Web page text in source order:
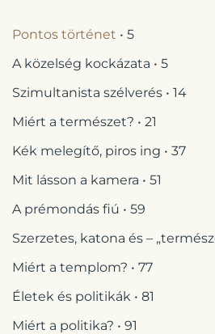
Pontos történet • 5
A közelség kockázata • 5
Szimultanista szélverés • 14
Miért a természet? • 21
Kék melegítő, piros ing • 37
Mit lásson a kamera • 51
A prémondás fiú • 59
Szerzetes, katona és –
Miért a templom? • 77
Életek és politikák • 81
Miért a politika? • 91